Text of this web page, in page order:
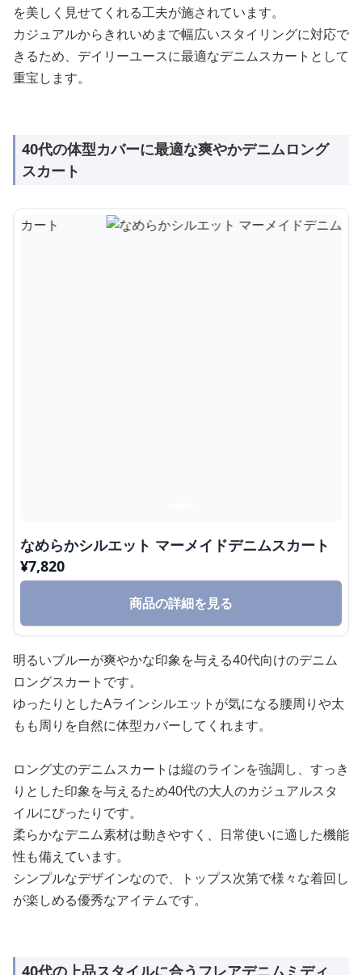
を美しく見せてくれる工夫が施されています。
カジュアルからきれいめまで幅広いスタイリングに対応で
きるため、デイリーユースに最適なデニムスカートとして
重宝します。
40代の体型カバーに最適な爽やかデニムロング
スカート
なめらかシルエット マーメイドデニムスカート
¥7,820
商品の詳細を見る
明るいブルーが爽やかな印象を与える40代向けのデニム
ロングスカートです。
ゆったりとしたAラインシルエットが気になる腰周りや太
もも周りを自然に体型カバーしてくれます。
ロング丈のデニムスカートは縦のラインを強調し、すっき
りとした印象を与えるため40代の大人のカジュアルスタ
イルにぴったりです。
柔らかなデニム素材は動きやすく、日常使いに適した機能
性も備えています。
シンプルなデザインなので、トップス次第で様々な着回し
が楽しめる優秀なアイテムです。
40代の上品スタイルに合うフレアデニムミディ